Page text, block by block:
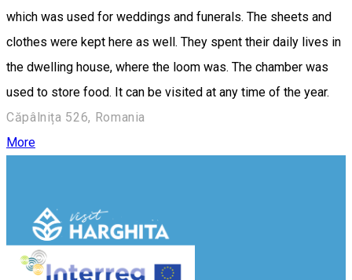
which was used for weddings and funerals. The sheets and
clothes were kept here as well. They spent their daily lives in
the dwelling house, where the loom was. The chamber was
used to store food. It can be visited at any time of the year.
Căpâlnița 526, Romania
More